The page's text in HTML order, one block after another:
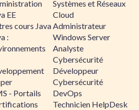
EE
cours Java
:
- Portails
Systèmes et Réseaux
Cloud
Administrateur
Windows Server
Analyste
Cybersécurité
Développeur
Cybersécurité
DevOps
Technicien HelpDesk